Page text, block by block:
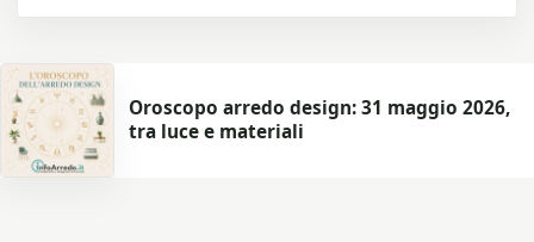
Oroscopo arredo design: 31 maggio 2026,
tra luce e materiali